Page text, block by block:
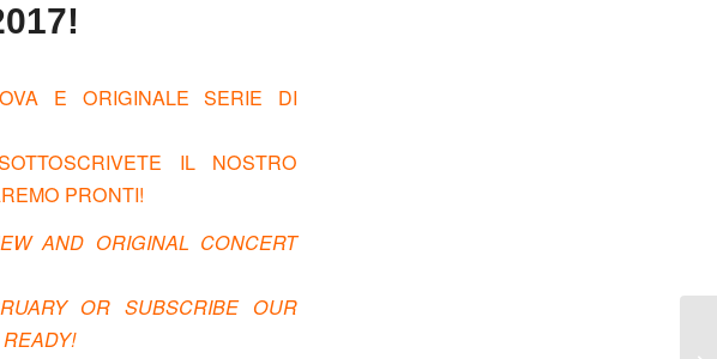
E ORIGINALE SERIE DI
IL NOSTRO
PRONTI!
AND ORIGINAL CONCERT
OR SUBSCRIBE OUR